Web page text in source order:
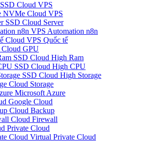
SSD Cloud VPS
NVMe Cloud VPS
SSD Cloud Server
VPS Automation n8n
Cloud VPS Quốc tế
Cloud GPU
SSD Cloud High Ram
SSD Cloud High CPU
SSD Cloud High Storage
Cloud Storage
Microsoft Azure
Google Cloud
Cloud Backup
Cloud Firewall
Private Cloud
Virtual Private Cloud